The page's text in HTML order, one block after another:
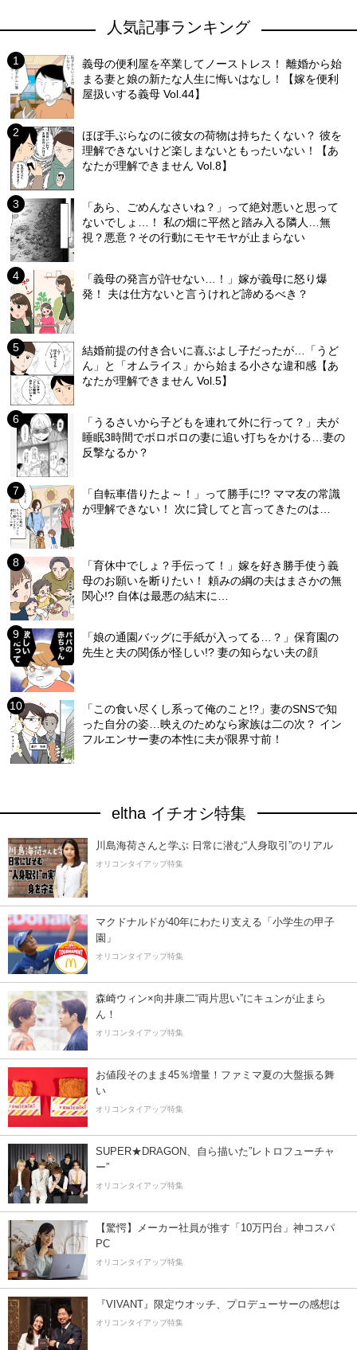
人気記事ランキング
義母の便利屋を卒業してノーストレス！ 離婚から始
まる妻と娘の新たな人生に悔いはなし！【嫁を便利
屋扱いする義母 Vol.44】
ほぼ手ぶらなのに彼女の荷物は持ちたくない？ 彼を
理解できないけど楽しまないともったいない！【あ
なたが理解できません Vol.8】
「あら、ごめんなさいね？」って絶対悪いと思って
ないでしょ…！ 私の畑に平然と踏み入る隣人…無
視？悪意？その行動にモヤモヤが止まらない
「義母の発言が許せない…！」嫁が義母に怒り爆
発！ 夫は仕方ないと言うけれど諦めるべき？
結婚前提の付き合いに喜ぶよし子だったが…「うど
ん」と「オムライス」から始まる小さな違和感【あ
なたが理解できません Vol.5】
「うるさいから子どもを連れて外に行って？」夫が
睡眠3時間でボロボロの妻に追い打ちをかける…妻の
反撃なるか？
「自転車借りたよ～！」って勝手に!? ママ友の常識
が理解できない！ 次に貸してと言ってきたのは…
「育休中でしょ？手伝って！」嫁を好き勝手使う義
母のお願いを断りたい！ 頼みの綱の夫はまさかの無
関心!? 自体は最悪の結末に…
「娘の通園バッグに手紙が入ってる…？」保育園の
先生と夫の関係が怪しい!? 妻の知らない夫の顔
「この食い尽くし系って俺のこと!?」妻のSNSで知
った自分の姿…映えのためなら家族は二の次？ イン
フルエンサー妻の本性に夫が限界寸前！
eltha イチオシ特集
川島海荷さんと学ぶ 日常に潜む“人身取引”のリアル
オリコンタイアップ特集
マクドナルドが40年にわたり支える「小学生の甲子
園」
オリコンタイアップ特集
森崎ウィン×向井康二“両片思い”にキュンが止まら
ん！
オリコンタイアップ特集
お値段そのまま45％増量！ファミマ夏の大盤振る舞
い
オリコンタイアップ特集
SUPER★DRAGON、自ら描いた”レトロフューチャ
ー”
オリコンタイアップ特集
【驚愕】メーカー社員が推す「10万円台」神コスパ
PC
オリコンタイアップ特集
『VIVANT』限定ウオッチ、プロデューサーの感想は
オリコンタイアップ特集